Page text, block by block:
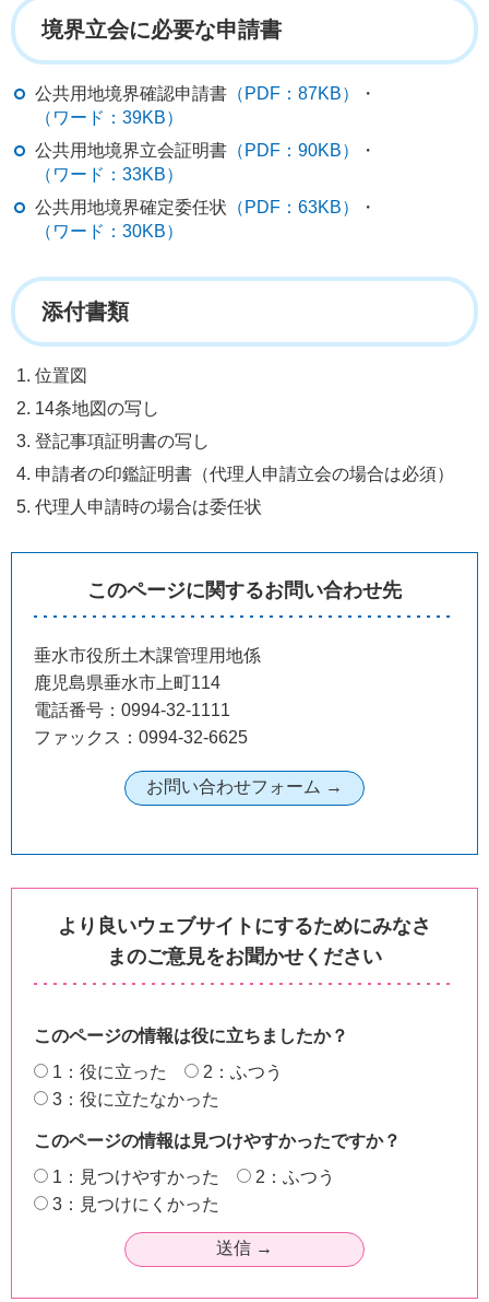
境界立会に必要な申請書
公共用地境界確認申請書 （PDF：87KB）
・
（ワード：39KB）
公共用地境界立会証明書 （PDF：90KB）
・
（ワード：33KB）
公共用地境界確定委任状 （PDF：63KB）
・
（ワード：30KB）
添付書類
位置図
14条地図の写し
登記事項証明書の写し
申請者の印鑑証明書（代理人申請立会の場合は必須）
代理人申請時の場合は委任状
このページに関するお問い合わせ先
垂水市役所土木課管理用地係
鹿児島県垂水市上町114
電話番号：0994-32-1111
ファックス：0994-32-6625
より良いウェブサイトにするためにみなさ
まのご意見をお聞かせください
このページの情報は役に立ちましたか？
1：役に立った
2：ふつう
3：役に立たなかった
このページの情報は見つけやすかったですか？
1：見つけやすかった
2：ふつう
3：見つけにくかった